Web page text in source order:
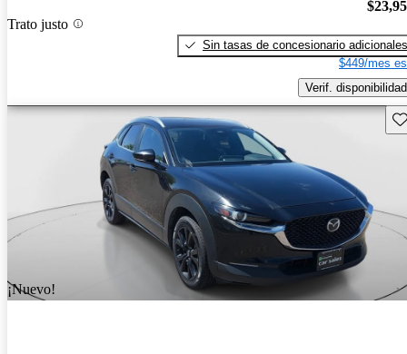
Trato justo
Sin tasas de concesionario adicionales
$449/mes
Verif. disponibilidad
¡Nuevo!